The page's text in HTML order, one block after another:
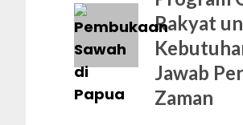
Rakyat
Jawab
Zaman